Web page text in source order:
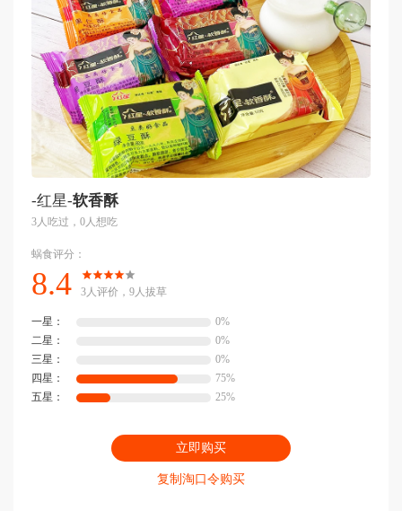
-红星-软香酥
3人吃过，0人想吃
蜗食评分：
8.4 3人评价，9人拔草
一星：
0%
二星：
0%
三星：
0%
四星：
75%
五星：
25%
立即购买
复制淘口令购买